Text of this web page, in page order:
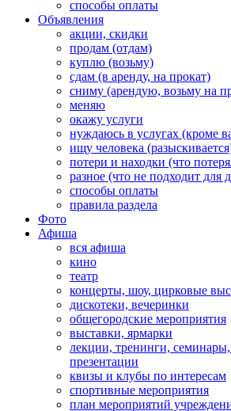
способы оплаты
Объявления
акции, скидки
продам (отдам)
куплю (возьму)
сдам (в аренду, на прокат)
сниму (арендую, возьму на
меняю
окажу услуги
нуждаюсь в услугах (кроме
ищу человека
потери и находки (что
разное (что не подходит для
способы оплаты
правила раздела
Фото
Афиша
вся афиша
кино
театр
концерты, шоу, цирковые
дискотеки, вечеринки
общегородские мероприятия
выставки, ярмарки
лекции, тренинги, семинары,
презентации
квизы и клубы по интересам
спортивные мероприятия
план мероприятий